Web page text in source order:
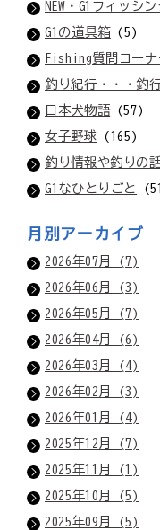
NEW・G1フィッシ
G1の道具箱(5)
Fishing質問コーナ
釣り紀行・・・釣
日本犬物語(57)
女子野球 (165)
釣り情報や釣りの
G1なひとりごと
月別アーカイブ
2026年07月 (7)
2026年06月 (3)
2026年05月 (7)
2026年04月 (6)
2026年03月 (4)
2026年02月 (3)
2026年01月 (4)
2025年12月 (7)
2025年11月 (1)
2025年10月 (5)
2025年09月 (5)